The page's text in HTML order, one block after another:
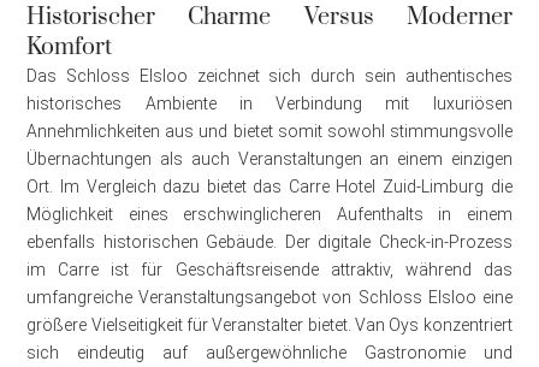
Historischer Charme Versus Moderner
Komfort
Das Schloss Elsloo zeichnet sich durch sein authentisches
historisches Ambiente in Verbindung mit luxuriösen
Annehmlichkeiten aus und bietet somit sowohl stimmungsvolle
Übernachtungen als auch Veranstaltungen an einem einzigen
Ort. Im Vergleich dazu bietet das Carre Hotel Zuid-Limburg die
Möglichkeit eines erschwinglicheren Aufenthalts in einem
ebenfalls historischen Gebäude. Der digitale Check-in-Prozess
im Carre ist für Geschäftsreisende attraktiv, während das
umfangreiche Veranstaltungsangebot von Schloss Elsloo eine
größere Vielseitigkeit für Veranstalter bietet. Van Oys konzentriert
sich eindeutig auf außergewöhnliche Gastronomie und